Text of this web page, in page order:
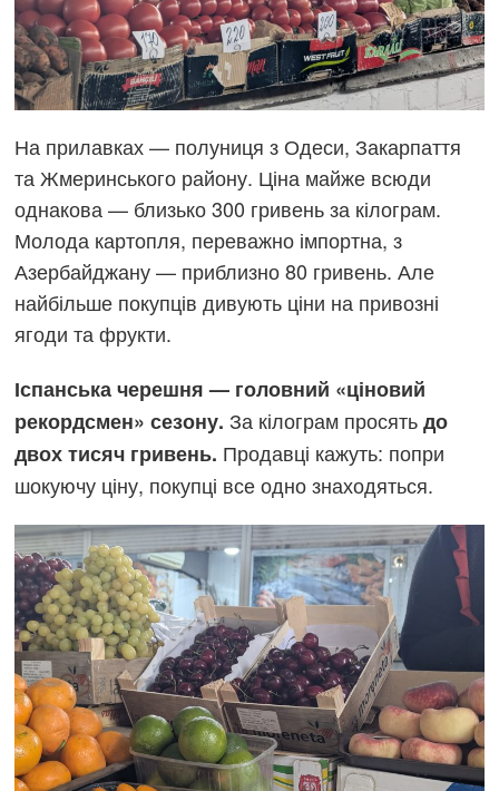
На прилавках — полуниця з Одеси, Закарпаття
та Жмеринського району. Ціна майже всюди
однакова — близько 300 гривень за кілограм.
Молода картопля, переважно імпортна, з
Азербайджану — приблизно 80 гривень. Але
найбільше покупців дивують ціни на привозні
ягоди та фрукти.
Іспанська черешня — головний «ціновий
рекордсмен» сезону. За кілограм просятьдо
двох тисяч гривень. Продавці кажуть: попри
шокуючу ціну, покупці все одно знаходяться.